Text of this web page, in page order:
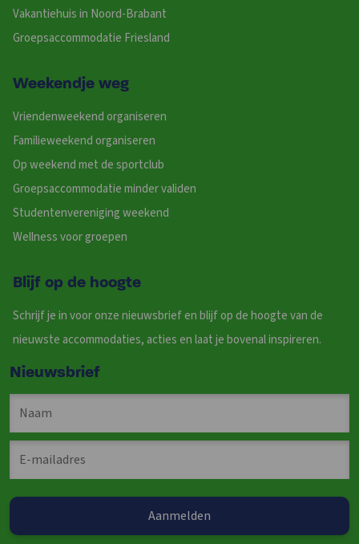
Vakantiehuis in Noord-Brabant
Groepsaccommodatie Friesland
Weekendje weg
Vriendenweekend organiseren
Familieweekend organiseren
Op weekend met de sportclub
Groepsaccommodatie minder validen
Studentenvereniging weekend
Wellness voor groepen
Blijf op de hoogte
Schrijf je in voor onze nieuwsbrief en blijf op de hoogte van de
nieuwste accommodaties, acties en laat je bovenal inspireren.
Nieuwsbrief